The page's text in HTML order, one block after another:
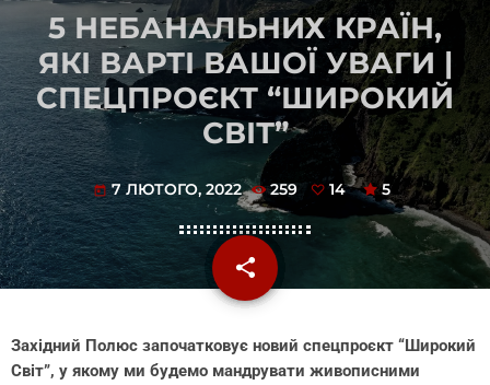
5 НЕБАНАЛЬНИХ КРАЇН,
ЯКІ ВАРТІ ВАШОЇ УВАГИ |
СПЕЦПРОЄКТ “ШИРОКИЙ
СВІТ”
today 7 ЛЮТОГО, 2022 259 14 5
share
email
Західний Полюс започатковує новий спецпроєкт “Широкий
Світ”, у якому ми будемо мандрувати живописними